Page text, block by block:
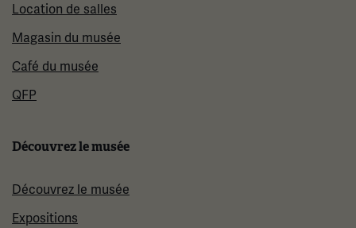
Location de salles
Magasin du musée
Café du musée
QFP
Découvrez le musée
Découvrez le musée
Expositions